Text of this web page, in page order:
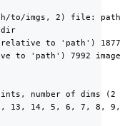
to/imgs, 2) file:
dir
to 'path')
to 'path') 7992
number of
14, 5, 6, 7, 8, 9,